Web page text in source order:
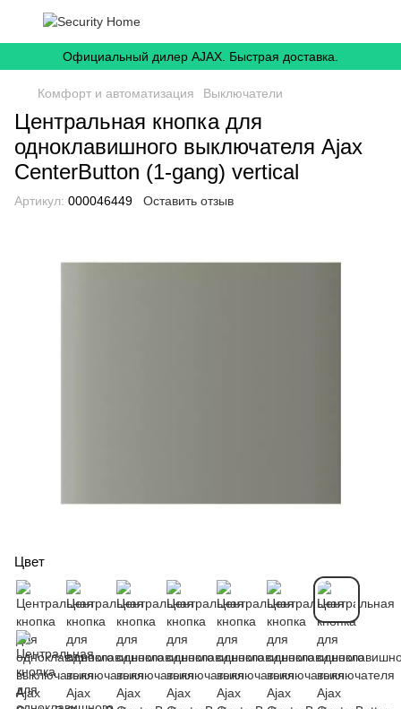
Официальный дилер AJAX. Быстрая доставка.
Комфорт и автоматизация Выключатели
Центральная кнопка для
одноклавишного выключателя Ajax
CenterButton (1-gang) vertical
Артикул: 000046449 Оставить отзыв
Цвет